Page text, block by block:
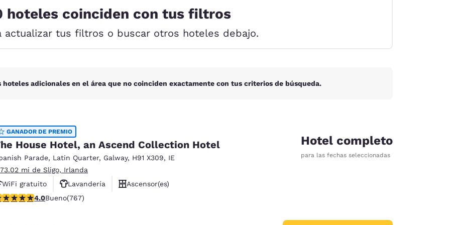
Español English
France France
English
hoteles coinciden con tus filtros
actualizar tus filtros o buscar otros hoteles debajo.
adicionales en el área que no coinciden exactamente con tus criterios de búsqueda.
GANADOR DE PREMIO
House Hotel, an Ascend Collection Hotel
Parade, Latin Quarter, Galway, H91 X309, IE
73.02 mi de Sligo, Irlanda
WiFi gratuito
Lavandería
Ascensor(es)
de 3.99 estrellas. Bueno. 767 reseñas
4.0Bueno(767)
Hotel completo
para las fechas seleccionadas